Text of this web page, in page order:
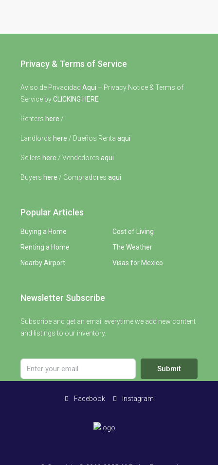
Privacy & Terms of Service
Aviso de Privacidad Aqui – Privacy Notice & Terms of
Service byCLICKING HERE
Renters here /
Landlords here / Dueños Renta aqui
Sellers here / Vendedores aqui
Buyers here / Compradores aqui
Popular Articles
Buying a Home
Renting a Home
Nearby Airport
Cost of Living
The Weather
Visas for Mexico
Newsletter Subscribe
Subscribe and get an email everytime we add new content
and listings to our inventory.
Submit
Facebook Instagram